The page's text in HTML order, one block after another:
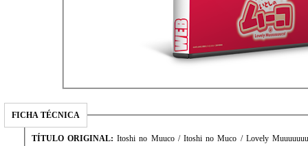
FICHA TÉCNICA
TÍTULO ORIGINAL: Itoshi no Muuco / Itoshi no Muco / Lovely